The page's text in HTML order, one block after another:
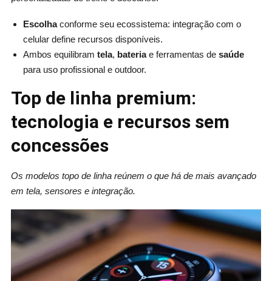
Escolhaconforme seu ecossistema: integração com o
celular define recursos disponíveis.
Ambos equilibram tela, bateriae ferramentas de saúde
para uso profissional e outdoor.
Top de linha premium:
tecnologia e recursos sem
concessões
Os modelos topo de linha reúnem o que há de mais avançado
em tela, sensores e integração.